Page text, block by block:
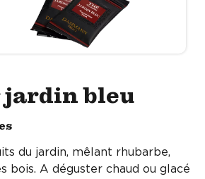
bleu
du jardin, mêlant rhubarbe,
bois. A déguster chaud ou glacé